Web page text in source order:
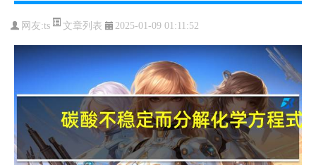
网友:ts 文章列表 2025-01-09 01:11:52